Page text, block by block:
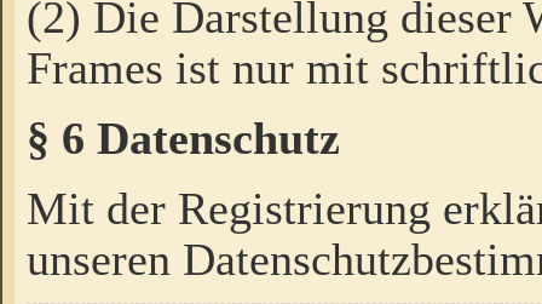
(2) Die Darstellung dieser
Frames ist nur mit
§ 6 Datenschutz
Mit der Registrierung
unseren